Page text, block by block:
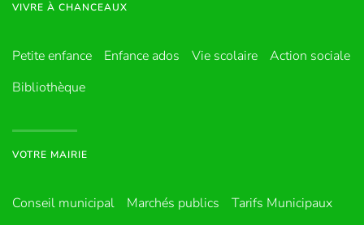
VIVRE À CHANCEAUX
Petite enfance Enfance ados Vie scolaire
Action sociale
Bibliothèque
VOTRE MAIRIE
Conseil municipal Marchés publics
Tarifs Municipaux